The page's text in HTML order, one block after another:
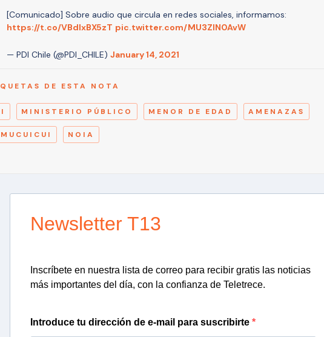
[Comunicado] Sobre audio que circula en redes sociales, informamos:
https://t.co/VBdlxBX5zT pic.twitter.com/MU3ZIN0AvW
— PDI Chile (@PDI_CHILE) January 14, 2021
DE ESTA NOTA
MINISTERIO PÚBLICO MENOR DE EDAD AMENAZAS
NOIA
Newsletter T13
Inscríbete en nuestra lista de correo para recibir gratis las noticias
más importantes del día, con la confianza de Teletrece.
Introduce tu dirección de e-mail para suscribirte